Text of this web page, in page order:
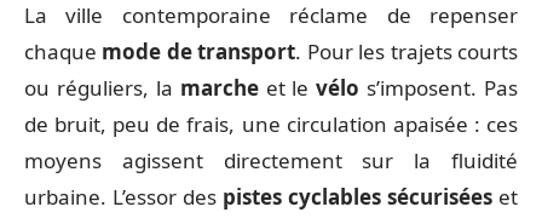
La ville contemporaine réclame de repenser
chaque mode de transport. Pour les trajets courts
ou réguliers, la marcheet levélo s’imposent. Pas
de bruit, peu de frais, une circulation apaisée : ces
moyens agissent directement sur la fluidité
urbaine. L’essor des pistes cyclables sécurisées et